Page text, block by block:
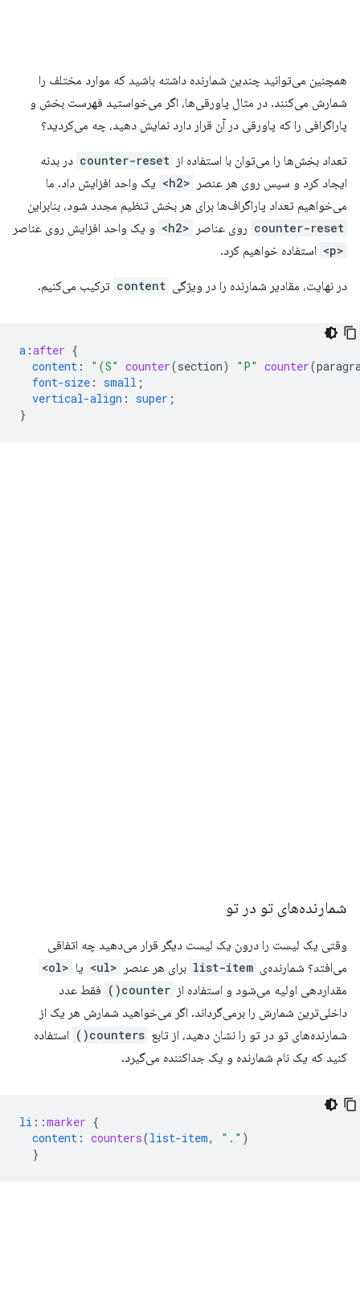
همچنین می‌توانید چندین شمارنده داشته باشید که موارد مختلف را
شمارش می‌کنند. در مثال پاورقی‌ها، اگر می‌خواستید فهرست بخش و
پاراگرافی را که پاورقی در آن قرار دارد نمایش دهید، چه می‌کردید؟
تعداد بخش‌ها را می‌توان با استفاده از counter-reset در بدنه
ایجاد کرد و سپس روی هر عنصر
<h2>
یک واحد افزایش داد. ما
می‌خواهیم تعداد پاراگراف‌ها برای هر بخش تنظیم مجدد شود، بنابراین
counter-reset روی عناصر <h2> و یک واحد افزایش روی عناصر
<p> استفاده خواهیم کرد.
در نهایت، مقادیر شمارنده را در ویژگی content ترکیب می‌کنیم.
a :after {
content : "(S" counter(section) "P" counter(
font-size : small ;
vertical-align : super ;
}
شمارنده‌های تو در تو
وقتی یک لیست را درون یک لیست دیگر قرار می‌دهید چه اتفاقی
می‌افتد؟ شمارنده‌ی list-item برای هر عنصر <ul> یا <ol>
مقداردهی اولیه می‌شود و استفاده از counter()
فقط عدد
داخلی‌ترین شمارش را برمی‌گرداند. اگر می‌خواهید شمارش هر یک از
شمارنده‌های تو در تو را نشان دهید، از تابع counters()
استفاده
کنید که یک نام شمارنده و یک جداکننده می‌گیرد.
li ::marker {
content : counters(list-item, "." )
}